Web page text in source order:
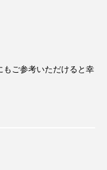
もご参考いただけると幸